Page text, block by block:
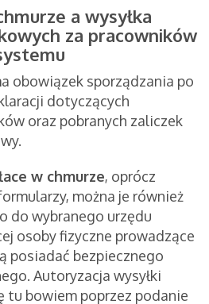
a wysyłka
za pracowników
obowiązek sporządzania po
dotyczących
oraz pobranych zaliczek
w chmurze, oprócz
można je również
do wybranego urzędu
osoby fizyczne prowadzące
posiadać bezpiecznego
Autoryzacja wysyłki
tu bowiem poprzez podanie